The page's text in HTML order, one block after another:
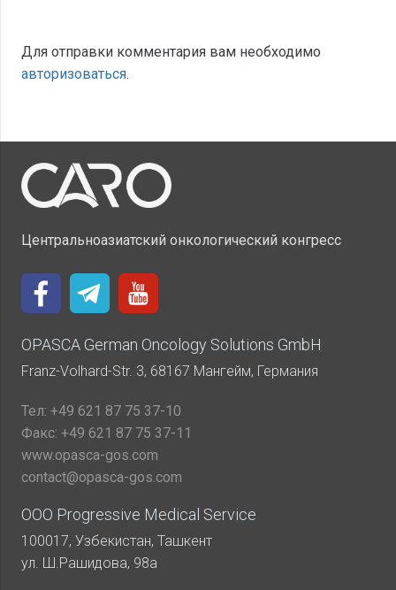
Для отправки комментария вам необходимо
авторизоваться.
Центральноазиатский онкологический конгресс
OPASCA German Oncology Solutions GmbH
Franz-Volhard-Str. 3, 68167 Мангейм, Германия
Тел: +49 621 87 75 37-10
Факс: +49 621 87 75 37-11
www.opasca-gos.com
contact@opasca-gos.com
ООО Progressive Medical Service
100017, Узбекистан, Ташкент
ул. Ш.Рашидова, 98а